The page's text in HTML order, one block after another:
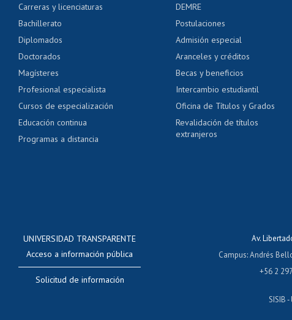
Servicio médico y dental
Pago de arancel y crédito
Pago de arancel y crédito
Certificado de títulos y
Mi Uchile
Carreras y licenciaturas
Bachillerato
Diplomados
Doctorados
Magísteres
Profesional especialista
Cursos de especialización
Educación continua
Programas a distancia
DEMRE
Postulaciones
Admisión especial
Aranceles y créditos
Becas y beneficios
Intercambio estudiantil
Oficina de Títulos y Grados
Revalidación de títulos
extranjeros
UNIVERSIDAD TRANSPARENTE
Acceso a información pública
Solicitud de información
Av.
Campus:Andrés
+56 2
SISIB -